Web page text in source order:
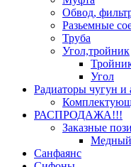
Обвод,
Разьемные
Труба
Угол,тройник
Угол
Радиаторы чугун
РАСПРОДАЖА!!!
Заказные
Медный
Санфаянс